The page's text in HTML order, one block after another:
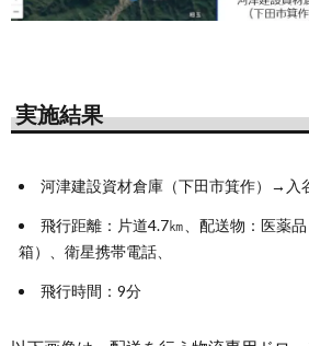
実施結果
河津建設資材倉庫（下田市箕作）→入
飛行距離：片道4.7㎞、配送物：医薬
箱）、衛星携帯電話、
飛行時間：9分